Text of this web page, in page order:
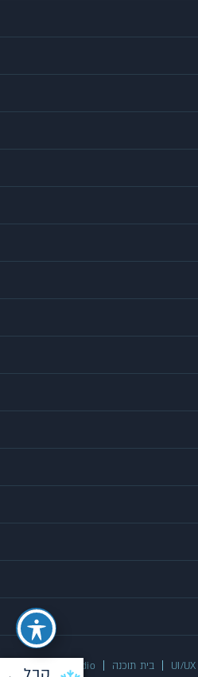
UX/UI Studio בית תוכנה